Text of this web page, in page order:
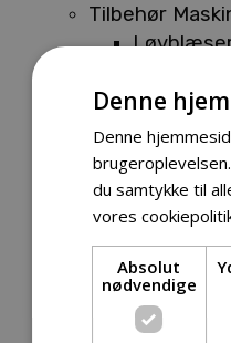
Tilbehør
Tilbehør
Tilbehør
Tilbehør
Tilbehør
Tilbehør
Tilbehør
Tilbehør
Tilbehør
Denne
Denne
du samtykke til
vores
Absolut
nødvendige